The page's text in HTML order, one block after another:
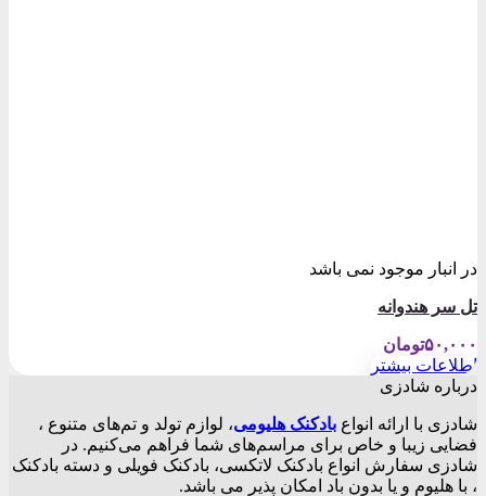
در انبار موجود نمی باشد
تل سر هندوانه
۵۰,۰۰۰تومان
اطلاعات بیشتر
درباره شادزی
شادزی با ارائه انواع بادکنک‌ هلیومی، لوازم تولد و تم‌های متنوع ،
فضایی زیبا و خاص برای مراسم‌های شما فراهم می‌کنیم. در
شادزی سفارش انواع بادکنک لاتکسی، بادکنک فویلی و دسته بادکنک
، با هلیوم و یا بدون باد امکان پذیر می باشد.